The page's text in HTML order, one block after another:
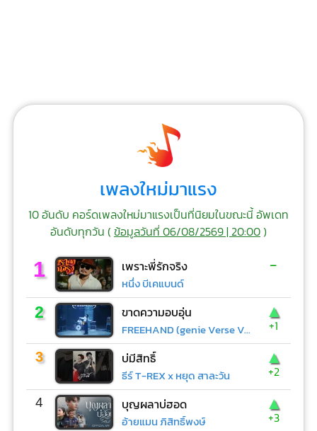
เพลงใหม่มาแรง
10 อันดับ คอร์ดเพลงใหม่มาแรงเป็นที่นิยมในขณะนี้ อัพเดท
อันดับทุกวัน (ข้อมูลวันที่ 06/08/2569 | 20:00)
1 เพราะพี่รักจริง
หนึ่ง บีเคแบนด์
-
2 ขาดความอบอุ่น
FREEHAND (genie Verse Vol.1)
▲
+1
3 บ่มีสิทธิ์
ธีร์ T-REX x หยุด สาละวัน
▲
+2
4 บุญผลาบ่ฮอด
อ้ายแมน ภิสิทธิ์พงษ์
▲
+3